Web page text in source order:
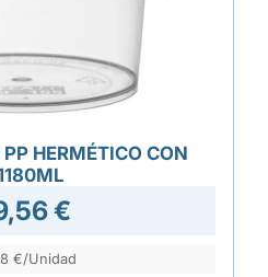
HERMÉTICO CON
€
€/Unidad